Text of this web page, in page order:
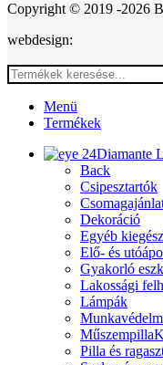
Copyright © 2019 -2026
webdesign:
Menü
Termékek
Diamante
Back
Csipesztartók
Dekoráció
Egyéb
Elő- és
Gyakorló
Lakossági
Lámpák
Műszempilla
Pilla és